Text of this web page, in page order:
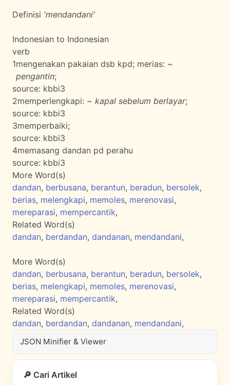
Definisi 'mendandani'
Indonesian to Indonesian
verb
1mengenakan pakaian dsb kpd; merias: ~
pengantin;
source: kbbi3
2memperlengkapi: ~ kapal sebelum berlayar;
source: kbbi3
3memperbaiki;
source: kbbi3
4memasang dandan pd perahu
source: kbbi3
More Word(s)
dandan, berbusana, berantun, beradun, bersolek,
berias, melengkapi, memoles, merenovasi,
mereparasi, mempercantik,
Related Word(s)
dandan, berdandan, dandanan, mendandani,
More Word(s)
dandan, berbusana, berantun, beradun, bersolek,
berias, melengkapi, memoles, merenovasi,
mereparasi, mempercantik,
Related Word(s)
dandan, berdandan, dandanan, mendandani,
JSON Minifier & Viewer
🔎 Cari Artikel